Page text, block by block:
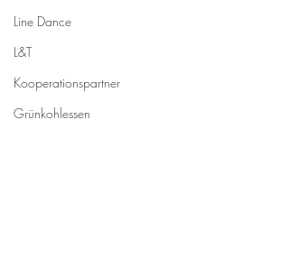
Line Dance
L&T
Kooperationspartner
Grünkohlessen